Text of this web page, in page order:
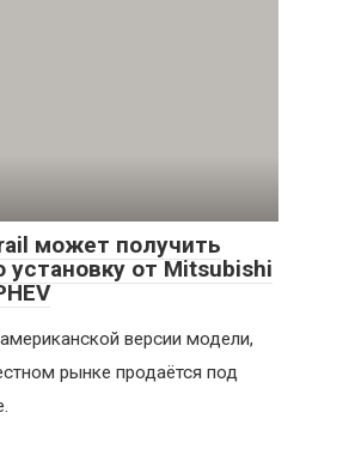
может получить
установку от Mitsubishi
версии модели,
рынке продаётся под